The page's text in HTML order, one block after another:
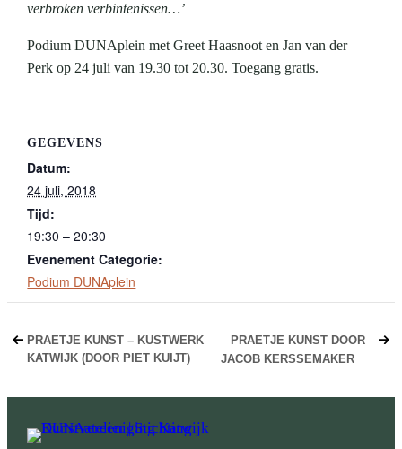
verbroken verbintenissen…’
Podium DUNAplein met Greet Haasnoot en Jan van der
Perk op 24 juli van 19.30 tot 20.30. Toegang gratis.
GEGEVENS
Datum:
24 juli, 2018
Tijd:
19:30 – 20:30
Evenement Categorie:
Podium DUNAplein
PRAETJE KUNST – KUSTWERK
KATWIJK (DOOR PIET KUIJT)
PRAETJE KUNST DOOR
JACOB KERSSEMAKER